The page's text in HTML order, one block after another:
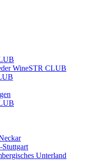
WineSTR CLUB
Stuttgart
Unterland